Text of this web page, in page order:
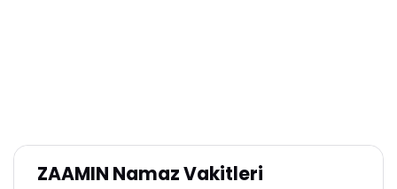
ZAAMIN Namaz Vakitleri